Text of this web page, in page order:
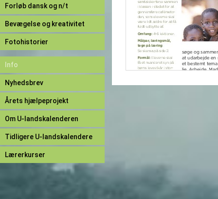
Forløb dansk og n/t
Bevægelse og kreativitet
Fotohistorier
Info
Nyhedsbrev
Årets hjælpeprojekt
Om U-landskalenderen
Tidligere U-landskalendere
Lærerkurser